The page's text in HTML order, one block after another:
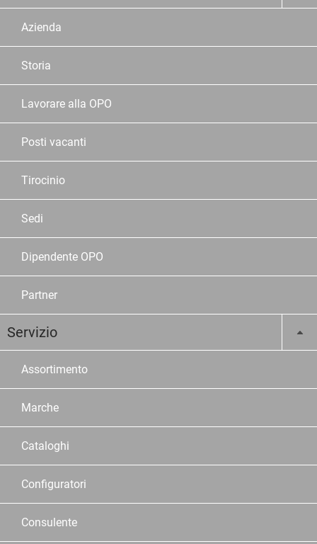
Azienda
Storia
Lavorare alla OPO
Posti vacanti
Tirocinio
Sedi
Dipendente OPO
Partner
Servizio
Assortimento
Marche
Cataloghi
Configuratori
Consulente